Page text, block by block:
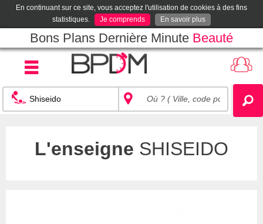
En continuant sur ce site, vous acceptez l'utilisation de cookies à des fins
statistiques.
Je comprends En savoir plus
Bons Plans Dernière Minute Beauté
L'enseigne SHISEIDO